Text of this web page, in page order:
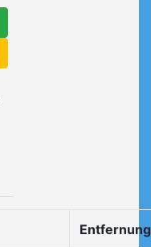
Entfernung